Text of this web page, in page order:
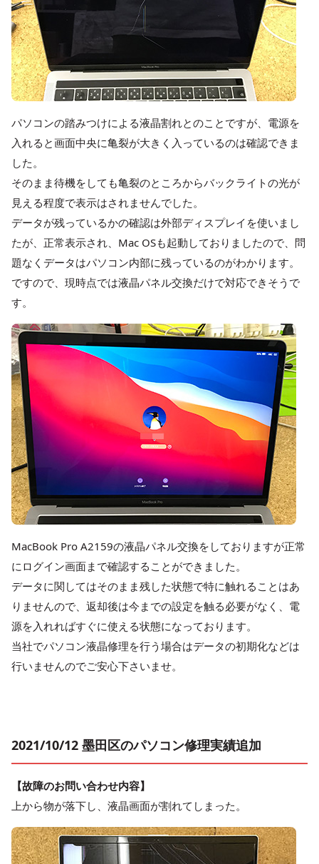
パソコンの踏みつけによる液晶割れとのことですが、電源を
入れると画面中央に亀裂が大きく入っているのは確認できま
した。
そのまま待機をしても亀裂のところからバックライトの光が
見える程度で表示はされませんでした。
データが残っているかの確認は外部ディスプレイを使いまし
たが、正常表示され、Mac OSも起動しておりましたので、問
題なくデータはパソコン内部に残っているのがわかります。
ですので、現時点では液晶パネル交換だけで対応できそうで
す。
MacBook Pro A2159の液晶パネル交換をしておりますが正常
にログイン画面まで確認することができました。
データに関してはそのまま残した状態で特に触れることはあ
りませんので、返却後は今までの設定を触る必要がなく、電
源を入れればすぐに使える状態になっております。
当社でパソコン液晶修理を行う場合はデータの初期化などは
行いませんのでご安心下さいませ。
2021/10/12 墨田区のパソコン修理実績追加
【故障のお問い合わせ内容】
上から物が落下し、液晶画面が割れてしまった。